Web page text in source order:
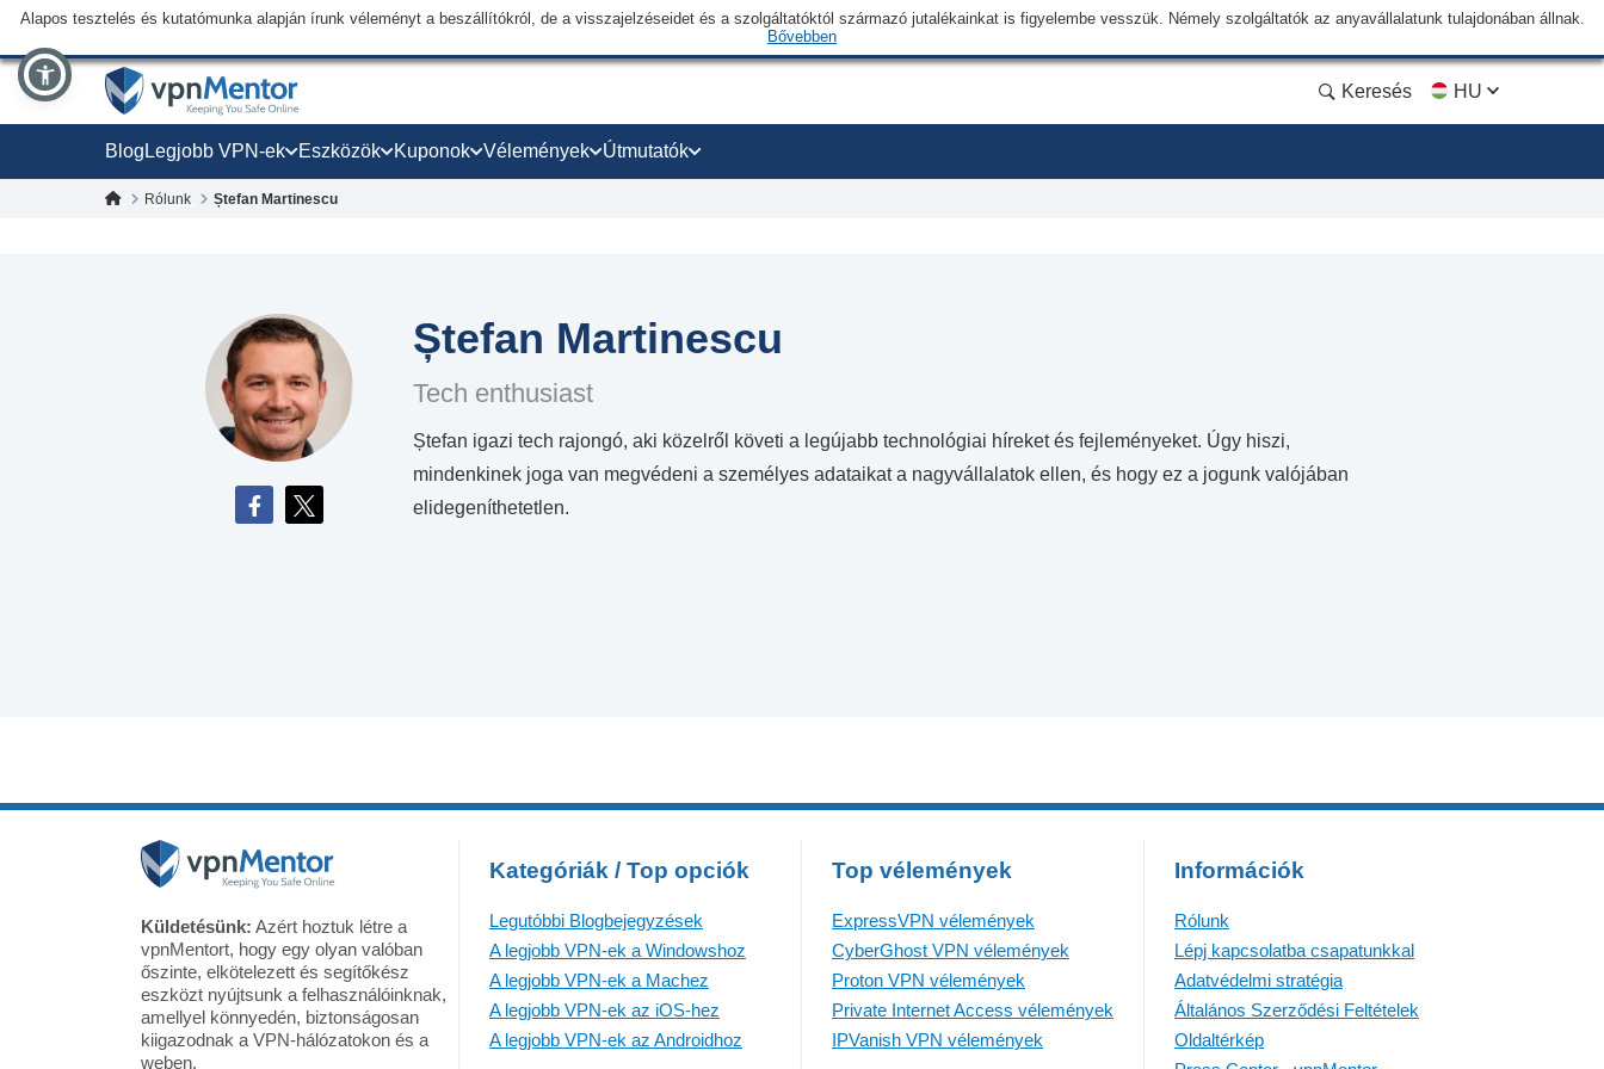
Alapos tesztelés és kutatómunka alapján írunk véleményt a beszállítókról, de a visszajelzéseidet és a szolgáltatóktól származó jutalékainkat is figyelembe vesszük. Némely szolgáltatók az anyavállalatunk tulajdonában állnak.
Bővebben
Keresés HU
Blog Legjobb VPN-ek Eszközök Kuponok Vélemények Útmutatók
Rólunk Ștefan Martinescu
Ștefan Martinescu
Tech enthusiast
Ștefan igazi tech rajongó, aki közelről követi a legújabb technológiai híreket és fejleményeket. Úgy hiszi,
mindenkinek joga van megvédeni a személyes adataikat a nagyvállalatok ellen, és hogy ez a jogunk valójában
elidegeníthetetlen.
Küldetésünk: Azért hoztuk létre a
vpnMentort, hogy egy olyan valóban
őszinte, elkötelezett és segítőkész
eszközt nyújtsunk a felhasználóinknak,
amellyel könnyedén, biztonságosan
kiigazodnak a VPN-hálózatokon és a
weben.
Kategóriák / Top opciók
Legutóbbi Blogbejegyzések
A legjobb VPN-ek a Windowshoz
A legjobb VPN-ek a Machez
A legjobb VPN-ek az iOS-hez
A legjobb VPN-ek az Androidhoz
Top vélemények
ExpressVPN vélemények
CyberGhost VPN vélemények
Proton VPN vélemények
Private Internet Access vélemények
IPVanish VPN vélemények
Információk
Rólunk
Lépj kapcsolatba csapatunkkal
Adatvédelmi stratégia
Általános Szerződési Feltételek
Oldaltérkép